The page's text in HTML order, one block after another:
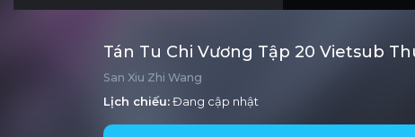
Tán Tu Chi Vương Tập 20 Vietsub
San Xiu Zhi Wang
Lịch chiếu:Đang cập nhật